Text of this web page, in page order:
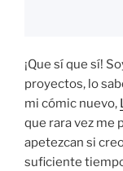
¡Que sí que sí!
proyectos, lo
mi cómic nuevo,
que rara vez me
apetezcan si
suficiente